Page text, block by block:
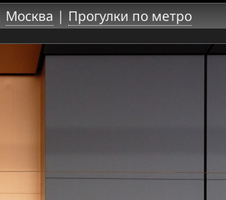
Москва | Прогулки по метро